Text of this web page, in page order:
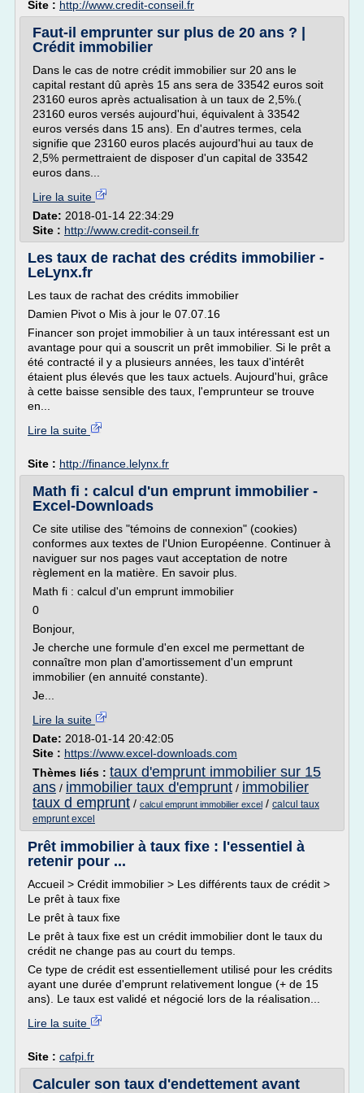
Site : http://www.credit-conseil.fr
Faut-il emprunter sur plus de 20 ans ? |
Crédit immobilier
Dans le cas de notre crédit immobilier sur 20 ans le
capital restant dû après 15 ans sera de 33542 euros soit
23160 euros après actualisation à un taux de 2,5%.(
23160 euros versés aujourd'hui, équivalent à 33542
euros versés dans 15 ans). En d'autres termes, cela
signifie que 23160 euros placés aujourd'hui au taux de
2,5% permettraient de disposer d'un capital de 33542
euros dans...
Lire la suite
Date: 2018-01-14 22:34:29
Site : http://www.credit-conseil.fr
Les taux de rachat des crédits immobilier -
LeLynx.fr
Les taux de rachat des crédits immobilier
Damien Pivot o Mis à jour le 07.07.16
Financer son projet immobilier à un taux intéressant est un
avantage pour qui a souscrit un prêt immobilier. Si le prêt a
été contracté il y a plusieurs années, les taux d'intérêt
étaient plus élevés que les taux actuels. Aujourd'hui, grâce
à cette baisse sensible des taux, l'emprunteur se trouve
en...
Lire la suite
Site : http://finance.lelynx.fr
Math fi : calcul d'un emprunt immobilier -
Excel-Downloads
Ce site utilise des "témoins de connexion" (cookies)
conformes aux textes de l'Union Européenne. Continuer à
naviguer sur nos pages vaut acceptation de notre
règlement en la matière. En savoir plus.
Math fi : calcul d'un emprunt immobilier
0
Bonjour,
Je cherche une formule d'en excel me permettant de
connaître mon plan d'amortissement d'un emprunt
immobilier (en annuité constante).
Je...
Lire la suite
Date: 2018-01-14 20:42:05
Site : https://www.excel-downloads.com
Thèmes liés : taux d'emprunt immobilier sur 15
ans / immobilier taux d'emprunt / immobilier
taux d emprunt / calcul emprunt immobilier excel / calcul taux
emprunt excel
Prêt immobilier à taux fixe : l'essentiel à
retenir pour ...
Accueil > Crédit immobilier > Les différents taux de crédit >
Le prêt à taux fixe
Le prêt à taux fixe
Le prêt à taux fixe est un crédit immobilier dont le taux du
crédit ne change pas au court du temps.
Ce type de crédit est essentiellement utilisé pour les crédits
ayant une durée d'emprunt relativement longue (+ de 15
ans). Le taux est validé et négocié lors de la réalisation...
Lire la suite
Site : cafpi.fr
Calculer son taux d'endettement avant